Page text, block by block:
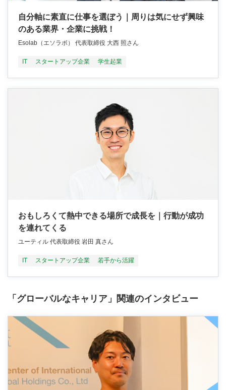
自分軸に素直に仕事を選ぼう｜周りは気にせず興味
のある業界・企業に挑戦！
Esolab（エソラボ） 代表取締役 大西 照さん
IT スタートアップ企業 学生起業
おもしろくて熱中できる場所で成長を｜行動が成功
を連れてくる
ユーティル 代表取締役 岩田 真さん
IT スタートアップ企業 若手から活躍
「グローバルなキャリア」関連のインタビュー